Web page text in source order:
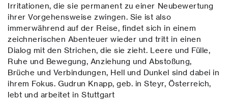
Irritationen, die sie permanent zu einer Neubewertung
ihrer Vorgehensweise zwingen. Sie ist also
immerwährend auf der Reise, findet sich in einem
zeichnerischen Abenteuer wieder und tritt in einen
Dialog mit den Strichen, die sie zieht. Leere und Fülle,
Ruhe und Bewegung, Anziehung und Abstoßung,
Brüche und Verbindungen, Hell und Dunkel sind dabei in
ihrem Fokus. Gudrun Knapp, geb. in Steyr, Österreich,
lebt und arbeitet in Stuttgart